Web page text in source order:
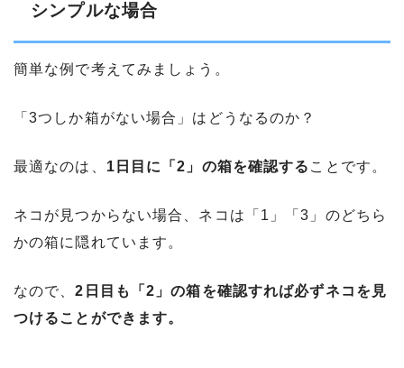
シンプルな場合
簡単な例で考えてみましょう。
「3つしか箱がない場合」はどうなるのか？
最適なのは、 1日目に「2」の箱を確認する ことです。
ネコが見つからない場合、ネコは「1」「3」のどちら
かの箱に隠れています。
なので、2日目も「2」の箱を確認すれば必ずネコを見
つけることができます。